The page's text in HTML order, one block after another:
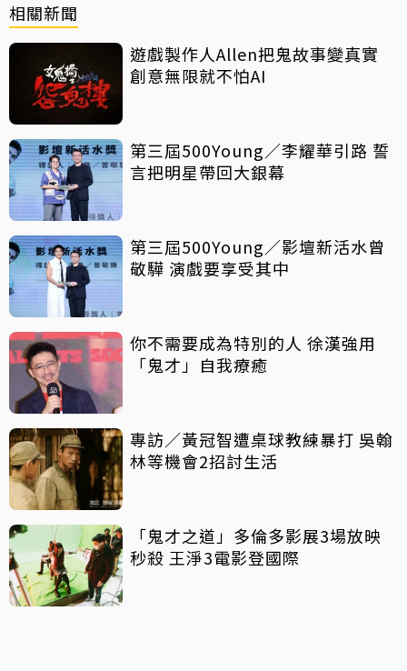
相關新聞
遊戲製作人Allen把鬼故事變真實
創意無限就不怕AI
第三屆500Young／李耀華引路 誓
言把明星帶回大銀幕
第三屆500Young／影壇新活水曾
敬驊 演戲要享受其中
你不需要成為特別的人 徐漢強用
「鬼才」自我療癒
專訪／黃冠智遭桌球教練暴打 吳翰
林等機會2招討生活
「鬼才之道」多倫多影展3場放映
秒殺 王淨3電影登國際